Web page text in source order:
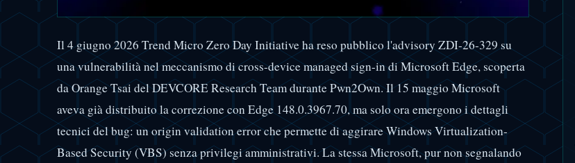
Il 4 giugno 2026 Trend Micro Zero Day Initiative ha reso pubblico l'advisory ZDI-26-329 su
una vulnerabilità nel meccanismo di cross-device managed sign-in di Microsoft Edge, scoperta
da Orange Tsai del DEVCORE Research Team durante Pwn2Own. Il 15 maggio Microsoft
aveva già distribuito la correzione con Edge 148.0.3967.70, ma solo ora emergono i dettagli
tecnici del bug: un origin validation error che permette di aggirare Windows Virtualization-
Based Security (VBS) senza privilegi amministrativi. La stessa Microsoft, pur non segnalando